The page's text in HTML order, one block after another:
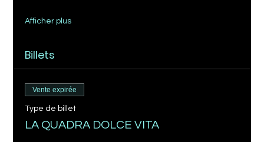
Afficher plus
Billets
Vente expirée
Type de billet
LA QUADRA DOLCE VITA